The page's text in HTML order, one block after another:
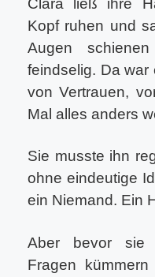
Kopf ruhen und
Augen
feindselig. Da war
von Vertrauen,
Mal alles anders
Sie musste ihn
ohne eindeutige
ein Niemand. Ein
Aber bevor sie
Fragen